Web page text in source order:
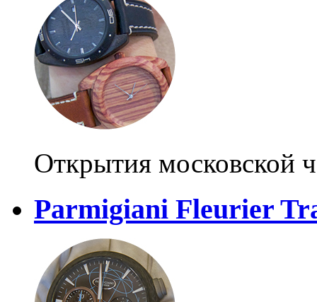
Открытия московской
Parmigiani Fleurier